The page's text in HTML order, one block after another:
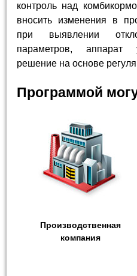
контроль над
вносить изменения в
при выявлении
параметров, аппарат
решение на основе
Программой
Производственная
компания